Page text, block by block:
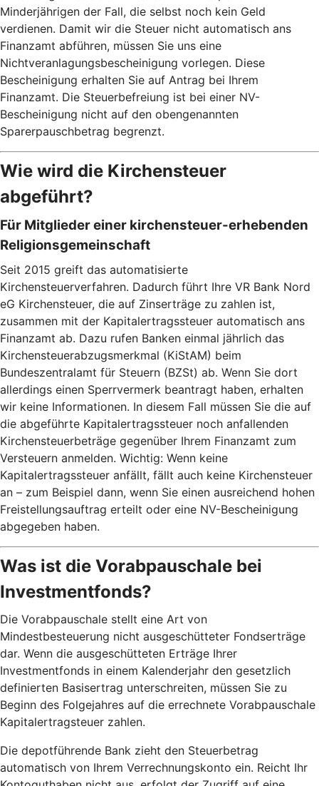
Minderjährigen der Fall, die selbst noch kein Geld
verdienen. Damit wir die Steuer nicht automatisch ans
Finanzamt abführen, müssen Sie uns eine
Nichtveranlagungsbescheinigung vorlegen. Diese
Bescheinigung erhalten Sie auf Antrag bei Ihrem
Finanzamt. Die Steuerbefreiung ist bei einer NV-
Bescheinigung nicht auf den obengenannten
Sparerpauschbetrag begrenzt.
Wie wird die Kirchensteuer
abgeführt?
Für Mitglieder einer kirchensteuer-erhebenden
Religionsgemeinschaft
Seit 2015 greift das automatisierte
Kirchensteuerverfahren. Dadurch führt Ihre VR Bank Nord
eG Kirchensteuer, die auf Zinserträge zu zahlen ist,
zusammen mit der Kapitalertragssteuer automatisch ans
Finanzamt ab. Dazu rufen Banken einmal jährlich das
Kirchensteuerabzugsmerkmal (KiStAM) beim
Bundeszentralamt für Steuern (BZSt) ab. Wenn Sie dort
allerdings einen Sperrvermerk beantragt haben, erhalten
wir keine Informationen. In diesem Fall müssen Sie die auf
die abgeführte Kapitalertragssteuer noch anfallenden
Kirchensteuerbeträge gegenüber Ihrem Finanzamt zum
Versteuern anmelden. Wichtig: Wenn keine
Kapitalertragssteuer anfällt, fällt auch keine Kirchensteuer
an – zum Beispiel dann, wenn Sie einen ausreichend hohen
Freistellungsauftrag erteilt oder eine NV-Bescheinigung
abgegeben haben.
Was ist die Vorabpauschale bei
Investmentfonds?
Die Vorabpauschale stellt eine Art von
Mindestbesteuerung nicht ausgeschütteter Fondserträge
dar. Wenn die ausgeschütteten Erträge Ihrer
Investmentfonds in einem Kalenderjahr den gesetzlich
definierten Basisertrag unterschreiten, müssen Sie zu
Beginn des Folgejahres auf die errechnete Vorabpauschale
Kapitalertragsteuer zahlen.
Die depotführende Bank zieht den Steuerbetrag
automatisch von Ihrem Verrechnungskonto ein. Reicht Ihr